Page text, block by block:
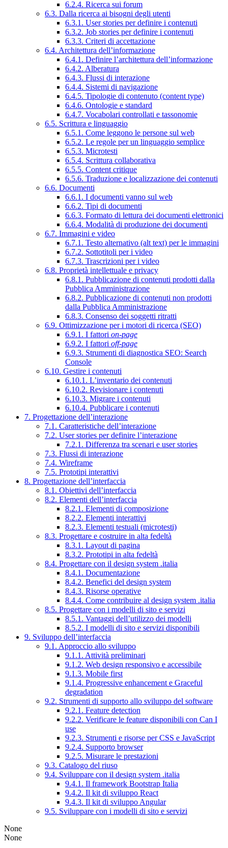
6.2.4. Ricerca sui forum
6.3. Dalla ricerca ai bisogni degli utenti
6.3.1. User stories per definire i contenuti
6.3.2. Job stories per definire i contenuti
6.3.3. Criteri di accettazione
6.4. Architettura dell’informazione
6.4.1. Definire l’architettura dell’informazione
6.4.2. Alberatura
6.4.3. Flussi di interazione
6.4.4. Sistemi di navigazione
6.4.5. Tipologie di contenuto (content type)
6.4.6. Ontologie e standard
6.4.7. Vocabolari controllati e tassonomie
6.5. Scrittura e linguaggio
6.5.1. Come leggono le persone sul web
6.5.2. Le regole per un linguaggio semplice
6.5.3. Microtesti
6.5.4. Scrittura collaborativa
6.5.5. Content critique
6.5.6. Traduzione e localizzazione dei contenuti
6.6. Documenti
6.6.1. I documenti vanno sul web
6.6.2. Tipi di documenti
6.6.3. Formato di lettura dei documenti elettronici
6.6.4. Modalità di produzione dei documenti
6.7. Immagini e video
6.7.1. Testo alternativo (alt text) per le immagini
6.7.2. Sottotitoli per i video
6.7.3. Trascrizioni per i video
6.8. Proprietà intellettuale e privacy
6.8.1. Pubblicazione di contenuti prodotti dalla
Pubblica Amministrazione
6.8.2. Pubblicazione di contenuti non prodotti
dalla Pubblica Amministrazione
6.8.3. Consenso dei soggetti ritratti
6.9. Ottimizzazione per i motori di ricerca (SEO)
6.9.1. I fattori on-page
6.9.2. I fattori off-page
6.9.3. Strumenti di diagnostica SEO: Search
Console
6.10. Gestire i contenuti
6.10.1. L’inventario dei contenuti
6.10.2. Revisionare i contenuti
6.10.3. Migrare i contenuti
6.10.4. Pubblicare i contenuti
7. Progettazione dell’interazione
7.1. Caratteristiche dell’interazione
7.2. User stories per definire l’interazione
7.2.1. Differenza tra scenari e user stories
7.3. Flussi di interazione
7.4. Wireframe
7.5. Prototipi interattivi
8. Progettazione dell’interfaccia
8.1. Obiettivi dell’interfaccia
8.2. Elementi dell’interfaccia
8.2.1. Elementi di composizione
8.2.2. Elementi interattivi
8.2.3. Elementi testuali (microtesti)
8.3. Progettare e costruire in alta fedeltà
8.3.1. Layout di pagina
8.3.2. Prototipi in alta fedeltà
8.4. Progettare con il design system .italia
8.4.1. Documentazione
8.4.2. Benefici del design system
8.4.3. Risorse operative
8.4.4. Come contribuire al design system .italia
8.5. Progettare con i modelli di sito e servizi
8.5.1. Vantaggi dell’utilizzo dei modelli
8.5.2. I modelli di sito e servizi disponibili
9. Sviluppo dell’interfaccia
9.1. Approccio allo sviluppo
9.1.1. Attività preliminari
9.1.2. Web design responsivo e accessibile
9.1.3. Mobile first
9.1.4. Progressive enhancement e Graceful
degradation
9.2. Strumenti di supporto allo sviluppo del software
9.2.1. Feature detection
9.2.2. Verificare le feature disponibili con Can I
use
9.2.3. Strumenti e risorse per CSS e JavaScript
9.2.4. Supporto browser
9.2.5. Misurare le prestazioni
9.3. Catalogo del riuso
9.4. Sviluppare con il design system .italia
9.4.1. Il framework Bootstrap Italia
9.4.2. Il kit di sviluppo React
9.4.3. Il kit di sviluppo Angular
9.5. Sviluppare con i modelli di sito e servizi
None
None